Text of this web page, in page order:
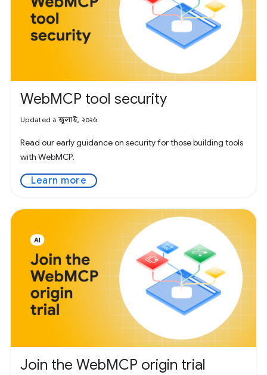
WebMCP tool security
Updated ১ জুলাই, ২০২৬
Read our early guidance on security for those building tools
with WebMCP.
Learn more
Join the WebMCP origin trial